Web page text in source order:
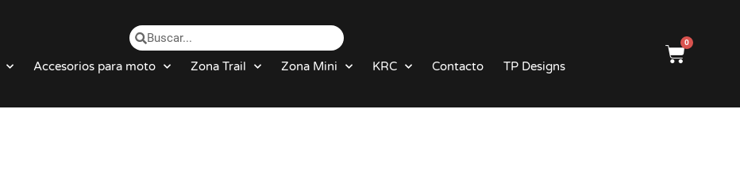
Accesorios para moto Zona Trail Zona Mini KRC Contacto TP Designs
0